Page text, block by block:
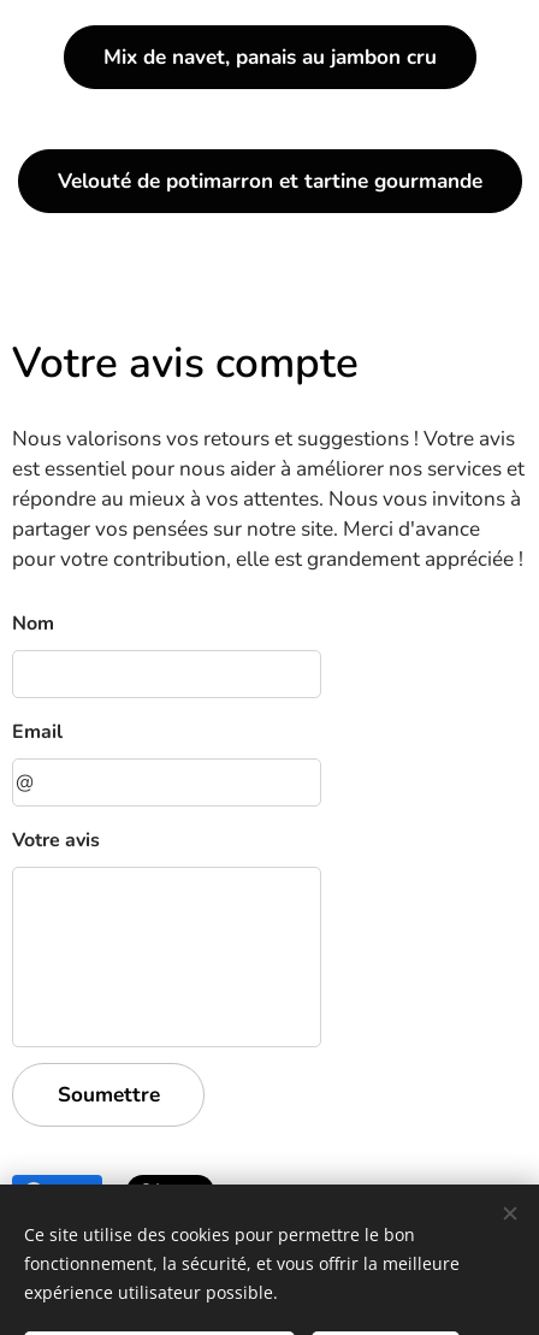
Mix de navet, panais au jambon cru
Velouté de potimarron et tartine gourmande
Votre avis compte
Nous valorisons vos retours et suggestions ! Votre avis
est essentiel pour nous aider à améliorer nos services et
répondre au mieux à vos attentes. Nous vous invitons à
partager vos pensées sur notre site. Merci d'avance
pour votre contribution, elle est grandement appréciée !
Nom
Email
Votre avis
Soumettre
https://www.lessecretsdecoco.fr
Ce site utilise des cookies pour permettre le bon
fonctionnement, la sécurité, et vous offrir la meilleure
expérience utilisateur possible.